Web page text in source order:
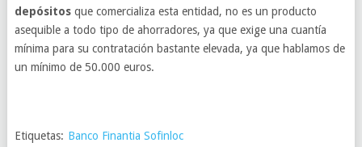
depósitosque comercializa esta entidad, no es un producto
asequible a todo tipo de ahorradores, ya que exige una cuantía
mínima para su contratación bastante elevada, ya que hablamos de
un mínimo de 50.000 euros.
Etiquetas: Banco Finantia Sofinloc